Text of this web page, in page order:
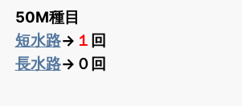
50M種目
短水路→ １ 回
長水路→０回